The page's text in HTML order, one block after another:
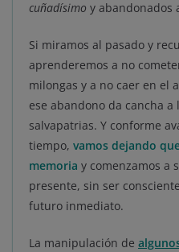
cuñadísimo y abandonados
Si miramos al pasado y
aprenderemos a no
milongas y a no caer en el
ese abandono da cancha
salvapatrias. Y conforme
tiempo, vamos dejando
memoria y comenzamos a
presente, sin ser
futuro inmediato.
La manipulación de